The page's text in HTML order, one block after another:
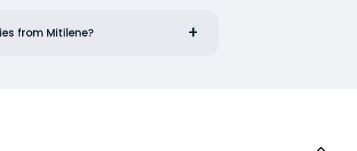
from Mitilene?